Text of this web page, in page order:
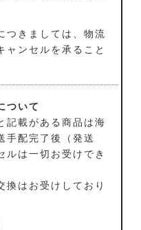
つきましては、物流
ャンセルを承ること
ついて
記載がある商品は海
手配完了後（発送
ルは一切お受けでき
換はお受けしており